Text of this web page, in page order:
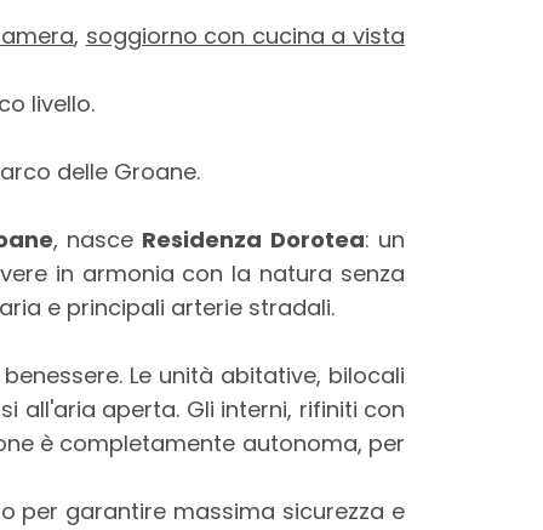
, soggiorno con cucina a vista
livello.
delle Groane.
, nasce Residenza Dorotea: un
in armonia con la natura senza
e principali arterie stradali.
Le unità abitative, bilocali
all'aria aperta. Gli interni, rifiniti con
è completamente autonoma, per
per garantire massima sicurezza e